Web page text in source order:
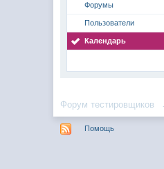
Форумы
Пользователи
Календарь
Форум тестировщиков
Помощь